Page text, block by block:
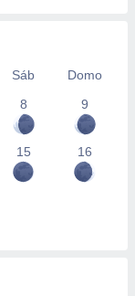
Sáb
Domo
8 9
15 16